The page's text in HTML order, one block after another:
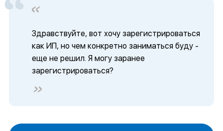
Здравствуйте, вот хочу зарегистрироваться
как ИП, но чем конкретно заниматься буду -
еще не решил. Я могу заранее
зарегистрироваться?